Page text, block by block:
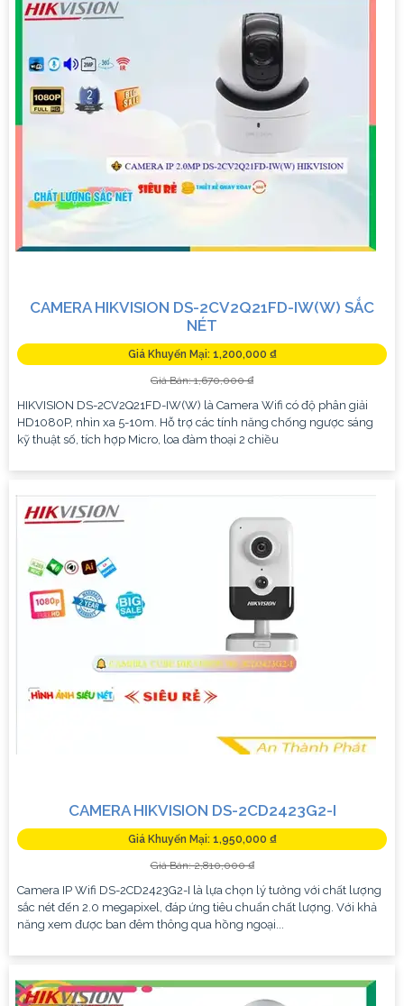
CAMERA HIKVISION DS-2CV2Q21FD-IW(W) SẮC
NÉT
Giá Khuyến Mại: 1,200,000 ₫
Giá Bán: 1,670,000 ₫
HIKVISION DS-2CV2Q21FD-IW(W) là Camera Wifi có độ phân giải
HD1080P, nhìn xa 5-10m. Hỗ trợ các tính năng chống ngược sáng
kỹ thuật số, tích hợp Micro, loa đàm thoại 2 chiều
CAMERA HIKVISION DS-2CD2423G2-I
Giá Khuyến Mại: 1,950,000 ₫
Giá Bán: 2,810,000 ₫
Camera IP Wifi DS-2CD2423G2-I là lựa chọn lý tưởng với chất lượng
sắc nét đến 2.0 megapixel, đáp ứng tiêu chuẩn chất lượng. Với khả
năng xem được ban đêm thông qua hồng ngoại...